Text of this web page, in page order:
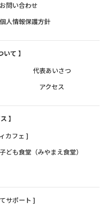
お問い合わせ
個人情報保護方針
いて 】
代表あいさつ
アクセス
】
カフェ ]
子ども食堂（みやまえ食堂）
サポート ]